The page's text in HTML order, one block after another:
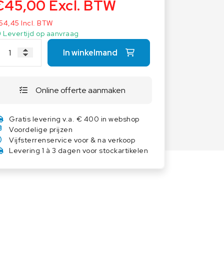
Overige weegschalen
Dierenweegschalen
Draagbare weegschalen
Industrie 4.0
Veerweegschalen
Winkelweegschalen
45,00 Excl. BTW
Incl. BTW
Levertijd op aanvraag
In winkelmand
Online offerte aanmaken
Gratis levering v.a. € 400 in webshop
Voordelige prijzen
Vijfsterrenservice voor & na verkoop
Levering 1 à 3 dagen voor stockartikelen